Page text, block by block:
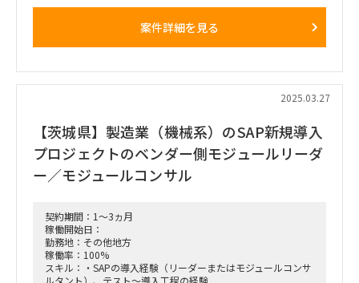
PMO的に動いていただける方を
体制としては4名体制で、会議などは議事録をとってもらい、
□作業内容：PMOおよび各種検討支援（業務、システム）
■働き方/勤務場所：基本リモートでの作業。ただ、現場での
参加も応相談
案件詳細を見る
2025.03.27
【茨城県】製造業（機械系）のSAP新規導入
プロジェクトのベンダー側モジュールリーダ
ー／モジュールコンサル
契約期間：1～3ヵ月
稼働開始日：
勤務地：その他地方
稼働率：100%
スキル：・SAPの導入経験（リーダーまたはモジュールコンサ
ルタント）、テスト～導入工程の経験